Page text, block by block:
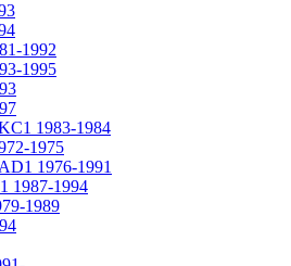
1992
1995
1983-1984
1975
1976-1991
1987-1994
1989